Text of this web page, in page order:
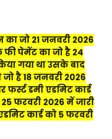
जो 21 जनवरी 2026
पेमेंट का जो है 24
गया था उसके बाद
जो है 18 जनवरी 2026
फर्स्ट डमी एडमिट कार्ड
फरवरी 2026 में जारी
कार्ड को 5 फरवरी